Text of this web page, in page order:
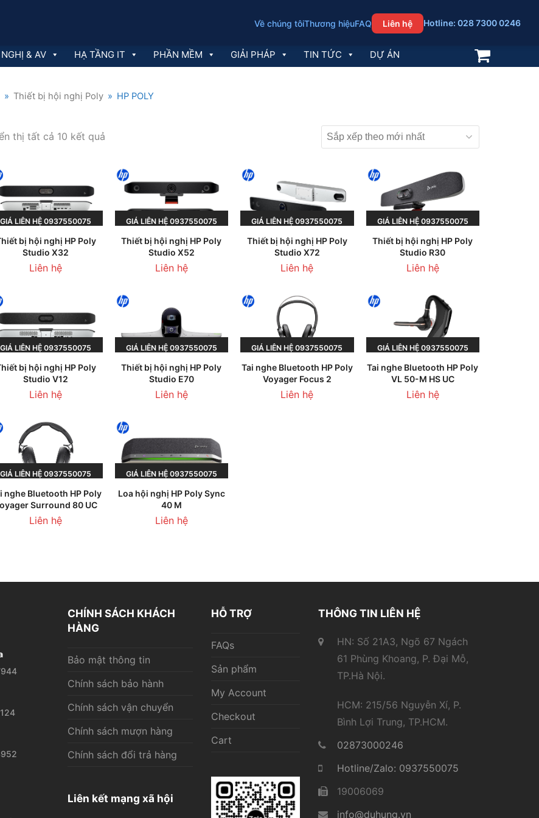
Về chúng tôiThương hiệuFAQ Liên hệ Hotline: 028 7300 0246
& AV HẠ TẦNG IT PHẦN MỀM GIẢI PHÁP TIN TỨC DỰ ÁN
» Thiết bị hội nghị Poly » HP POLY
thị tất cả 10 kết quả
xếp
mới
nhất
GIÁ LIÊN HỆ 0937550075
HOẶC 0945236013
bị hội nghị HP Poly
Studio X32
Liên hệ
GIÁ LIÊN HỆ 0937550075
HOẶC 0945236013
Thiết bị hội nghị HP Poly
Studio X52
Liên hệ
GIÁ LIÊN HỆ 0937550075
HOẶC 0945236013
Thiết bị hội nghị HP Poly
Studio X72
Liên hệ
GIÁ LIÊN HỆ 0937550075
HOẶC 0945236013
Thiết bị hội nghị HP Poly
Studio R30
Liên hệ
GIÁ LIÊN HỆ 0937550075
HOẶC 0945236013
bị hội nghị HP Poly
Studio V12
Liên hệ
GIÁ LIÊN HỆ 0937550075
HOẶC 0945236013
Thiết bị hội nghị HP Poly
Studio E70
Liên hệ
GIÁ LIÊN HỆ 0937550075
HOẶC 0945236013
Tai nghe Bluetooth HP Poly
Voyager Focus 2
Liên hệ
GIÁ LIÊN HỆ 0937550075
HOẶC 0945236013
Tai nghe Bluetooth HP Poly
VL 50-M HS UC
Liên hệ
GIÁ LIÊN HỆ 0937550075
HOẶC 0945236013
nghe Bluetooth HP Poly
Surround 80 UC
Liên hệ
GIÁ LIÊN HỆ 0937550075
HOẶC 0945236013
Loa hội nghị HP Poly Sync
40 M
Liên hệ
CHÍNH SÁCH KHÁCH
HÀNG
Bảo mật thông tin
Chính sách bảo hành
Chính sách vận chuyển
Chính sách mượn hàng
Chính sách đổi trả hàng
Liên kết mạng xã hội
HỖ TRỢ
FAQs
Sản phẩm
My Account
Checkout
Cart
THÔNG TIN LIÊN HỆ
HN: Số 21A3, Ngõ 67 Ngách
61 Phùng Khoang, P. Đại Mỗ,
TP.Hà Nội.
HCM: 215/56 Nguyễn Xí, P.
Bình Lợi Trung, TP.HCM.
02873000246
Hotline/Zalo: 0937550075
19006069
info@duhung.vn